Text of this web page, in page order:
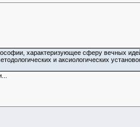
характеризующее сферу вечных
и аксиологических